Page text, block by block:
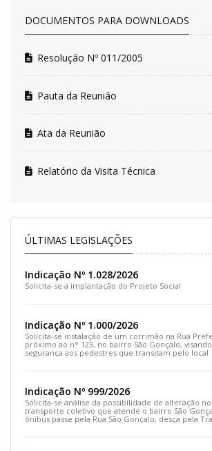
DOCUMENTOS PARA DOWNLOADS
Resolução Nº 011/2005
Pauta da Reunião
Ata da Reunião
Relatório da Visita Técnica
ÚLTIMAS LEGISLAÇÕES
Indicação Nº 1.028/2026
Solicita-se a implantação do Projeto Social
Indicação Nº 1.000/2026
Solicita-se instalação de um corrimão na Rua
próximo ao n° 123, no bairro São Gonçalo,
segurança aos pedestres que transitam pelo local
Indicação Nº 999/2026
Solicita-se análise da possibilidade de alteração
transporte coletivo que atende o bairro São
ônibus passe pela Rua São Gonçalo, desça pela